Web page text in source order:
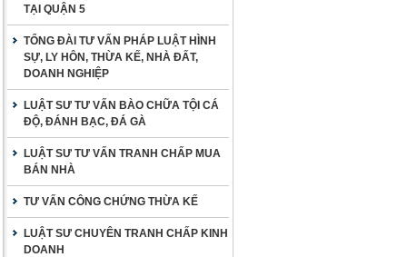
TẠI QUẬN 5
TỔNG ĐÀI TƯ VẤN PHÁP LUẬT HÌNH
SỰ, LY HÔN, THỪA KẾ, NHÀ ĐẤT,
DOANH NGHIỆP
LUẬT SƯ TƯ VẤN BÀO CHỮA TỘI CÁ
ĐỘ, ĐÁNH BẠC, ĐÁ GÀ
LUẬT SƯ TƯ VẤN TRANH CHẤP MUA
BÁN NHÀ
TƯ VẤN CÔNG CHỨNG THỪA KẾ
LUẬT SƯ CHUYÊN TRANH CHẤP KINH
DOANH